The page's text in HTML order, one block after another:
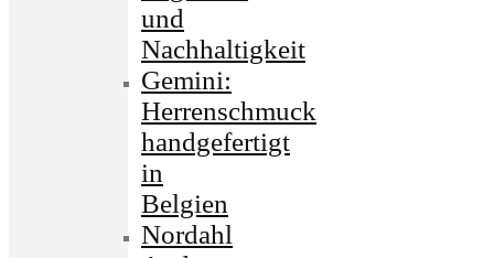
und
Nachhaltigkeit
Gemini:
Herrenschmuck
handgefertigt
in
Belgien
Nordahl